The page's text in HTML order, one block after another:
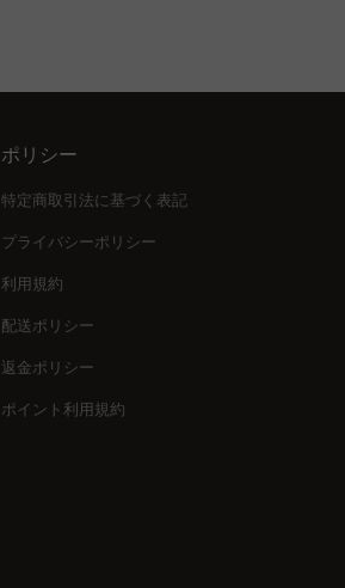
ポリシー
特定商取引法に基づく表記
プライバシーポリシー
利用規約
配送ポリシー
返金ポリシー
ポイント利用規約